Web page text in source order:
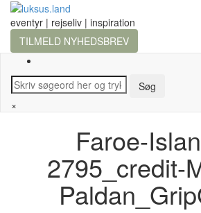
eventyr | rejseliv | inspiration
TILMELD NYHEDSBREV
×
Faroe-
2795_credit-